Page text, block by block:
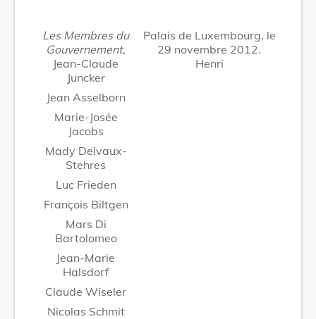
Les Membres du
Gouvernement,
Jean-Claude
Juncker
Jean Asselborn
Marie-Josée
Jacobs
Mady Delvaux-
Stehres
Luc Frieden
François Biltgen
Mars Di
Bartolomeo
Jean-Marie
Halsdorf
Claude Wiseler
Nicolas Schmit
Palais de Luxembourg, le
29 novembre 2012.
Henri